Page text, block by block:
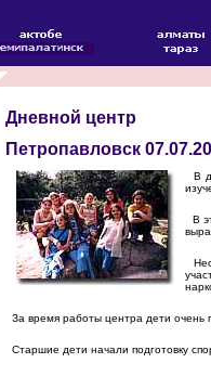
Дневной центр
Петропавловск
В
В
За время работы центра дети очень
Старшие дети начали подготовку